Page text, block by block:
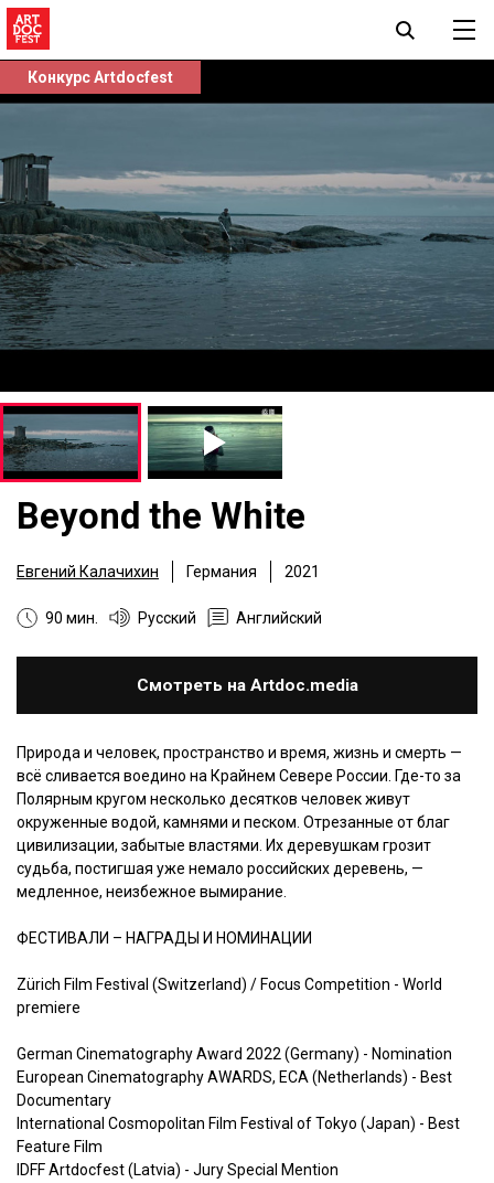
Конкурс Artdocfest
Beyond the White
Евгений Калачихин Германия 2021
90 мин. Русский Английский
Смотреть на Artdoc.media
Природа и человек, пространство и время, жизнь и смерть —
всё сливается воедино на Крайнем Севере России. Где-то за
Полярным кругом несколько десятков человек живут
окруженные водой, камнями и песком. Отрезанные от благ
цивилизации, забытые властями. Их деревушкам грозит
судьба, постигшая уже немало российских деревень, —
медленное, неизбежное вымирание.
ФЕСТИВАЛИ – НАГРАДЫ И НОМИНАЦИИ
Zürich Film Festival (Switzerland) / Focus Competition - World
premiere
German Cinematography Award 2022 (Germany) - Nomination
European Cinematography AWARDS, ECA (Netherlands) - Best
Documentary
International Cosmopolitan Film Festival of Tokyo (Japan) - Best
Feature Film
IDFF Artdocfest (Latvia) - Jury Special Mention